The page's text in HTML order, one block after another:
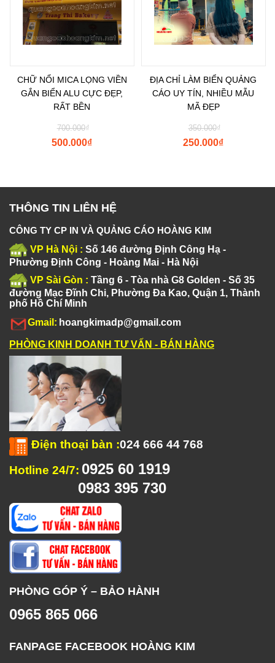
CHỮ NỔI MICA LỌNG VIỀN
GẮN BIỂN ALU CỰC ĐẸP,
RẤT BỀN
₫
700.000
₫
500.000
ĐỊA CHỈ LÀM BIỂN QUẢNG
CÁO UY TÍN, NHIỀU MẪU
MÃ ĐẸP
₫
350.000
₫
250.000
THÔNG TIN LIÊN HỆ
CÔNG TY CP IN VÀ QUẢNG CÁO HOÀNG KIM
VP Hà Nội : Số 146 đường Định Công Hạ -
Phường Định Công - Hoàng Mai - Hà Nội
VP Sài Gòn : Tầng 6 - Tòa nhà G8 Golden - Số 35
đường Mạc Đĩnh Chi, Phường Đa Kao, Quận 1, Thành
phố Hồ Chí Minh
Gmail: hoangkimadp@gmail.com
PHÒNG KINH DOANH TƯ VẤN - BÁN HÀNG
Điện thoại bàn :024 666 44 768
Hotline 24/7: 0925 60 1919
0983 395 730
PHÒNG GÓP Ý – BẢO HÀNH
0965 865 066
FANPAGE FACEBOOK HOÀNG KIM